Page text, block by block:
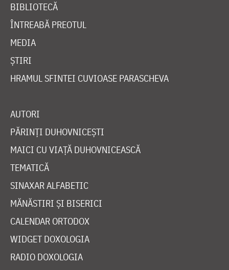
BIBLIOTECĂ
ÎNTREABĂ PREOTUL
MEDIA
ȘTIRI
HRAMUL SFINTEI CUVIOASE PARASCHEVA
AUTORI
PĂRINȚI DUHOVNICEȘTI
MAICI CU VIAȚĂ DUHOVNICEASCĂ
TEMATICĂ
SINAXAR ALFABETIC
MĂNĂSTIRI ȘI BISERICI
CALENDAR ORTODOX
WIDGET DOXOLOGIA
RADIO DOXOLOGIA